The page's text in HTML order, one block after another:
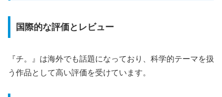
国際的な評価とレビュー
『チ。』は海外でも話題になっており、科学的テーマを扱
う作品として高い評価を受けています。